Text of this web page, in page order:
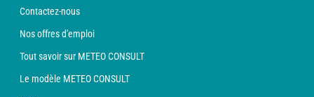
Contactez-nous
Nos offres d'emploi
Tout savoir sur METEO CONSULT
Le modèle METEO CONSULT